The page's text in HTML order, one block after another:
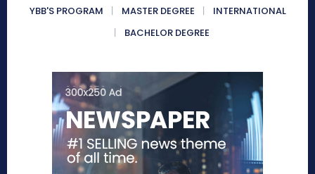
YBB'S PROGRAM
MASTER DEGREE
INTERNATIONAL
BACHELOR DEGREE